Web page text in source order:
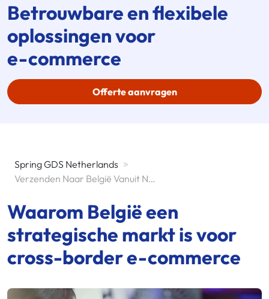
Betrouwbare en flexibele
oplossingen voor
e-commerce
Offerte aanvragen
Spring GDS Netherlands >
Verzenden Naar België Vanuit Nederland
Waarom België een
strategische markt is voor
cross-bordere-commerce